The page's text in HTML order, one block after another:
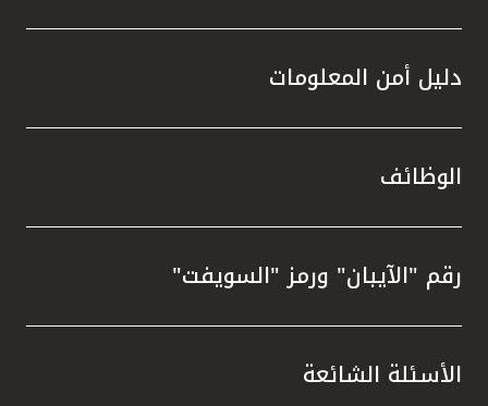
دليل أمن المعلومات
الوظائف
رقم "الآيبان" ورمز "السويفت"
الأسئلة الشائعة